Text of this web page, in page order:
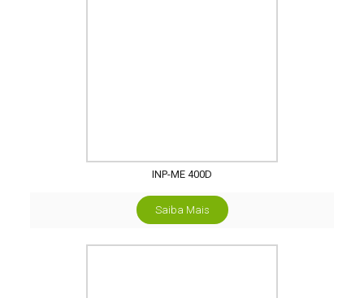
INP-ME 400D
Saiba Mais